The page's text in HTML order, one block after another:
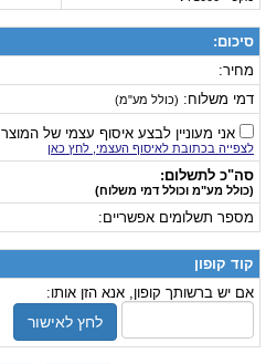
סיכום:
מחיר:
דמי משלוח: (כולל מע"מ)
אני מעוניין לבצע איסוף עצמי של המוצר
לצפייה בכתובת לאיסוף העצמי, לחץ כאן
סה"כ לתשלום:
(כולל מע"מ וכולל דמי משלוח)
מספר תשלומים אפשריים:
קוד קופון
אם יש ברשותך קופון, אנא הזן אותו:
לחץ לאישור